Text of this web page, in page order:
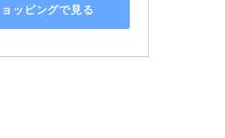
ッピングで見る